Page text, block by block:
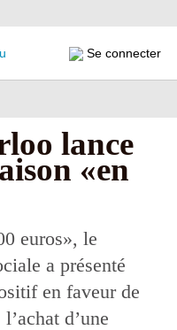
Se connecter
lance
«en
euros», le
a présenté
en faveur de
d’une